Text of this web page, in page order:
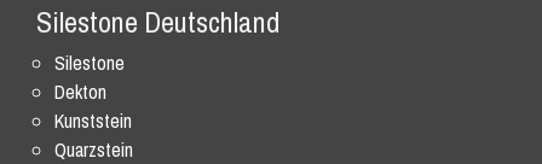
Silestone Deutschland
Silestone
Dekton
Kunststein
Quarzstein